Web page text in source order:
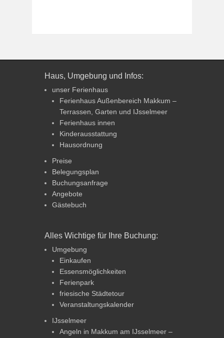
Haus, Umgebung und Infos:
unser Ferienhaus
Ferienhaus Außenbereich Makkum –
Terrassen, Garten und IJsselmeer
Ferienhaus innen
Kinderausstattung
Hausordnung
Preise
Belegungsplan
Buchungsanfrage
Angebote
Gästebuch
Alles Wichtige für Ihre Buchung:
Umgebung
Einkaufen
Essensmöglichkeiten
Ferienpark
friesische Städtetour
Veranstaltungskalender
IJsselmeer
Angeln in Makkum am IJsselmeer –